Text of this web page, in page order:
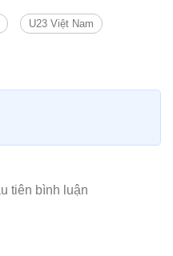
U23 Việt Nam